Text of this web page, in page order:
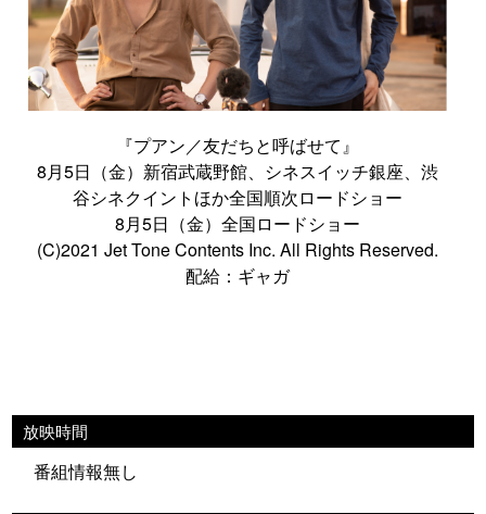
『プアン／友だちと呼ばせて』
8月5日（金）新宿武蔵野館、シネスイッチ銀座、渋
谷シネクイントほか全国順次ロードショー
8月5日（金）全国ロードショー
(C)2021 Jet Tone Contents Inc. All Rights Reserved.
配給：ギャガ
放映時間
番組情報無し